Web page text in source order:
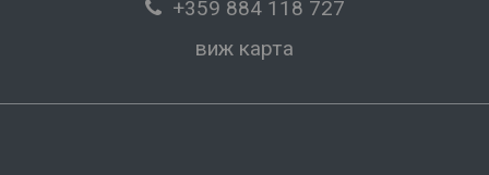
+359 884 118 727
виж карта